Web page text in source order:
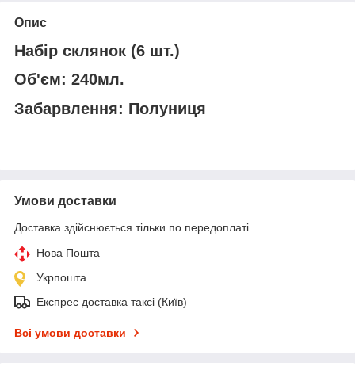
Опис
Набір склянок (6 шт.)
Об'єм: 240мл.
Забарвлення: Полуниця
Умови доставки
Доставка здійснюється тільки по передоплаті.
Нова Пошта
Укрпошта
Експрес доставка таксі (Київ)
Всі умови доставки